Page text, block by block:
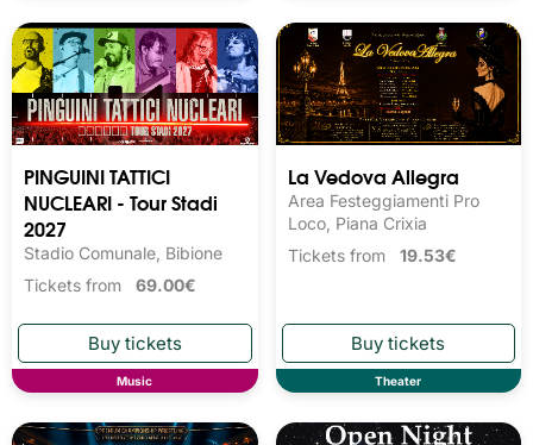
PINGUINI TATTICI
NUCLEARI - Tour Stadi
2027
Stadio Comunale, Bibione
Tickets from 69.00€
Music
La Vedova Allegra
Area Festeggiamenti Pro
Loco, Piana Crixia
Tickets from 19.53€
Theater